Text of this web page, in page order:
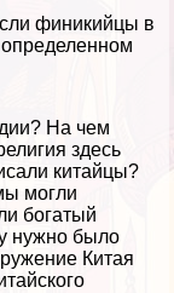
финикийцы в
На чем
здесь
китайцы?
могли
богатый
нужно было
Китая